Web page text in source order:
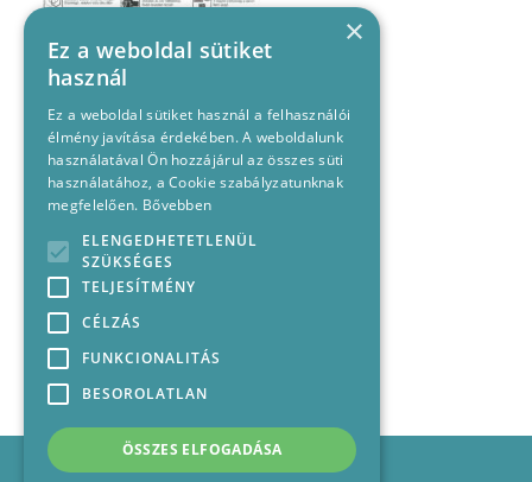
Impresszum
×
Ez a weboldal sütiket
használ
Ez a weboldal sütiket használ a felhasználói
élmény javítása érdekében. A weboldalunk
használatával Ön hozzájárul az összes süti
használatához, a Cookie szabályzatunknak
megfelelően. Bővebben
ELENGEDHETETLENÜL
SZÜKSÉGES
TELJESÍTMÉNY
CÉLZÁS
FUNKCIONALITÁS
BESOROLATLAN
ÖSSZES ELFOGADÁSA